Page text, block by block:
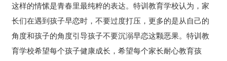
这样的情愫是青春里最纯粹的表达。特训教育学校认为，家
长们在遇到孩子早恋时，不要过度打压，更多的是从自己的
角度和孩子的角度引导孩子不要沉溺早恋这颗恶果。特训教
育学校希望每个孩子健康成长，希望每个家长耐心教育孩